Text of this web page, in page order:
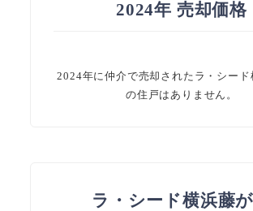
2024年 売却価格
2024年に仲介で売却されたラ・シード
の住戸はありません。
ラ・シード横浜藤